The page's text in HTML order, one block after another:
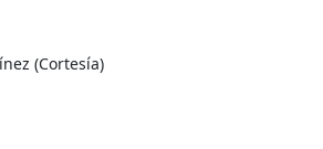
(Cortesía)